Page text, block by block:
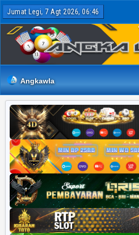
Jumat Legi, 7 Agt 2026, 06:46
Angkawla